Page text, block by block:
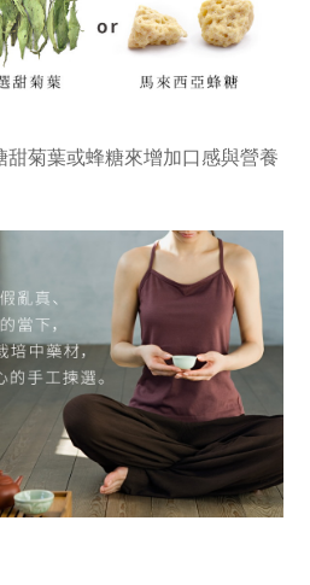
菊葉或蜂糖來增加口感與營養